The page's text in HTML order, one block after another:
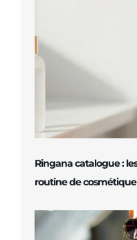
Ringana catalogue :
routine de